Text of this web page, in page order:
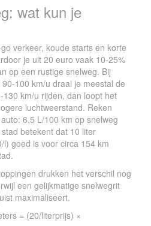
wat kun je
verkeer, koude starts en korte
je uit 20 euro vaak 10-25%
op een rustige snelweg. Bij
100 km/u draai je meestal de
km/u rijden, dan loopt het
luchtweerstand. Reken
6,5 L/100 km op snelweg
betekent dat 10 liter
goed is voor circa 154 km
drukken het verschil nog
een gelijkmatige snelwegrit
maximaliseert.
= (20/literprijs) ×